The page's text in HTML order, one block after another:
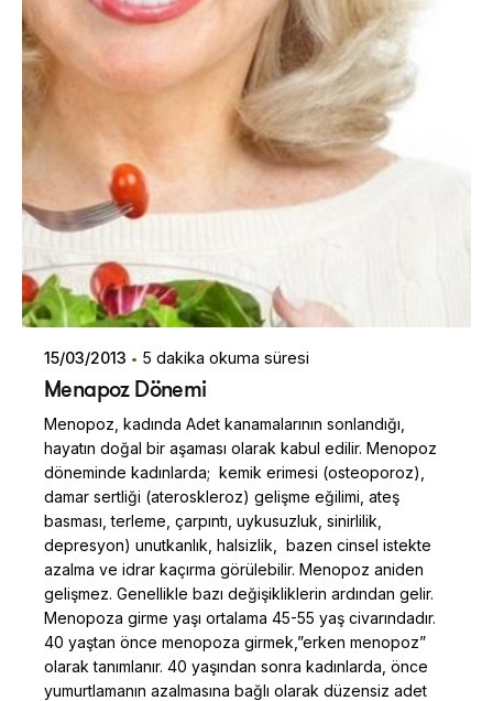
15/03/2013 5 dakika okuma süresi
Menapoz Dönemi
Menopoz, kadında Adet kanamalarının sonlandığı,
hayatın doğal bir aşaması olarak kabul edilir. Menopoz
döneminde kadınlarda; kemik erimesi (osteoporoz),
damar sertliği (ateroskleroz) gelişme eğilimi, ateş
basması, terleme, çarpıntı, uykusuzluk, sinirlilik,
depresyon) unutkanlık, halsizlik, bazen cinsel istekte
azalma ve idrar kaçırma görülebilir. Menopoz aniden
gelişmez. Genellikle bazı değişikliklerin ardından gelir.
Menopoza girme yaşı ortalama 45-55 yaş civarındadır.
40 yaştan önce menopoza girmek,”erken menopoz”
olarak tanımlanır. 40 yaşından sonra kadınlarda, önce
yumurtlamanın azalmasına bağlı olarak düzensiz adet